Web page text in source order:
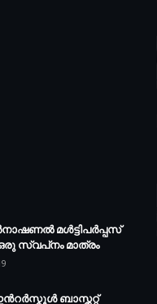
മള്‍ട്ടിപര്‍പ്പസ്
ഒരു സ്വപ്‌നം മാത്രം
ബാസ്ക്കറ്റ്